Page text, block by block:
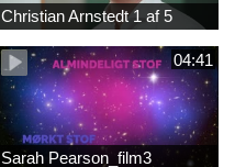
Christian Arnstedt 1 af 5
04:41
Sarah Pearson_film3